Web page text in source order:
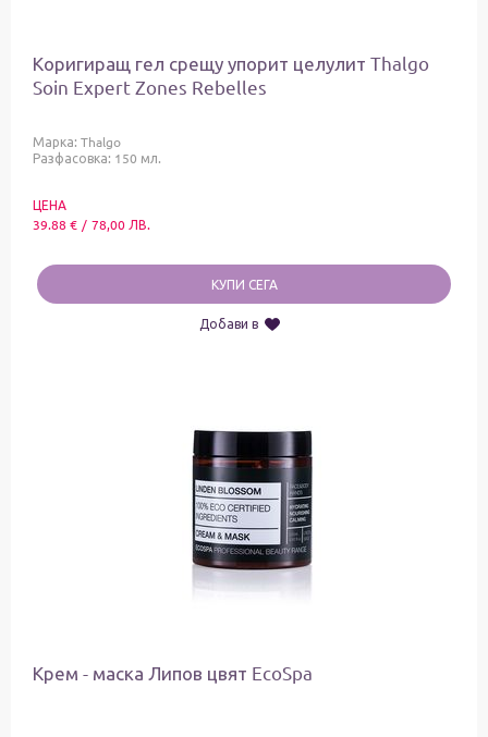
Коригиращ гел срещу упорит целулит Thalgo
Soin Expert Zones Rebelles
Марка: Thalgo
Разфасовка: 150 мл.
ЦЕНА
39.88 € / 78,00 ЛВ.
КУПИ СЕГА
Добави в
Крем - маска Липов цвят EcoSpa